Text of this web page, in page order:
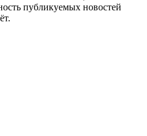
публикуемых новостей